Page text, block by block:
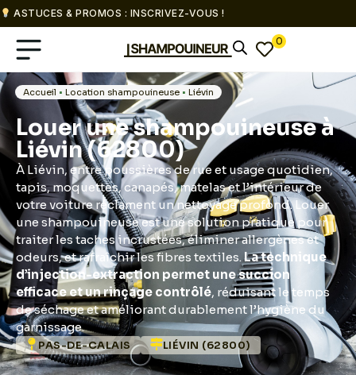
ASTUCES & PROMOS : INSCRIVEZ-VOUS !
0
Accueil • Location shampouineuse • Liévin
Louer une shampouineuse à
Liévin (62800)
À Liévin, entre poussières de rue et usage quotidien,
tapis, moquettes, canapés, matelas et l’intérieur de
votre voiture réclament un nettoyage profond. Louer
une shampouineuse est une solution pratique pour
traiter les taches incrustées, éliminer allergènes et
odeurs, et rafraîchir les fibres textiles.La technique
d’injection-extraction permet une succion
efficace et un rinçage contrôlé, réduisant le temps
de séchage et améliorant durablement l’hygiène du
garnissage.
PAS-DE-CALAIS LIÉVIN (62800)